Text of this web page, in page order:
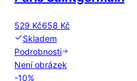
529 Kč658 Kč
Skladem
Podrobnosti
Není obrázek
-10%